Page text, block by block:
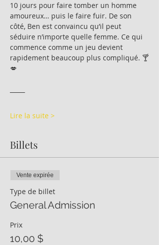
10 jours pour faire tomber un homme
amoureux… puis le faire fuir. De son
côté, Ben est convaincu qu’il peut
séduire n’importe quelle femme. Ce qui
commence comme un jeu devient
rapidement beaucoup plus compliqué. 🍸
💋
Lire la suite >
Billets
Vente expirée
Type de billet
General Admission
Prix
10,00 $